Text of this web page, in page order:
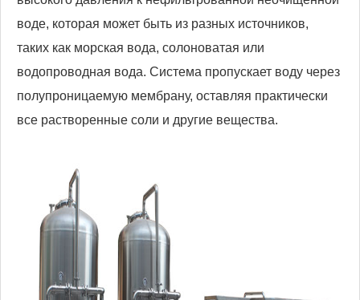
воде, которая может быть из разных источников,
таких как морская вода, солоноватая или
водопроводная вода. Система пропускает воду через
полупроницаемую мембрану, оставляя практически
все растворенные соли и другие вещества.